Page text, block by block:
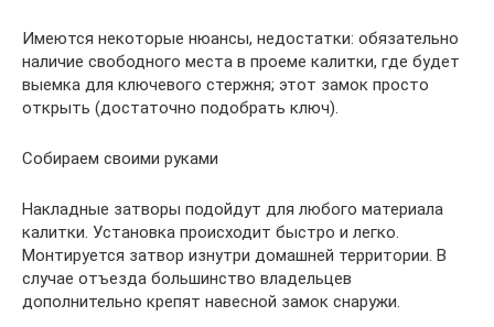
Имеются некоторые нюансы, недостатки: обязательно
наличие свободного места в проеме калитки, где будет
выемка для ключевого стержня; этот замок просто
открыть (достаточно подобрать ключ).
Собираем своими руками
Накладные затворы подойдут для любого материала
калитки. Установка происходит быстро и легко.
Монтируется затвор изнутри домашней территории. В
случае отъезда большинство владельцев
дополнительно крепят навесной замок снаружи.